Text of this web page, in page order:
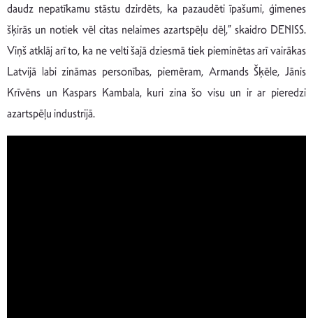
daudz nepatīkamu stāstu dzirdēts, ka pazaudēti īpašumi, ģimenes
šķirās un notiek vēl citas nelaimes azartspēļu dēļ,” skaidro DENISS.
Viņš atklāj arī to, ka ne velti šajā dziesmā tiek pieminētas arī vairākas
Latvijā labi zināmas personības, piemēram, Armands Šķēle, Jānis
Krīvēns un Kaspars Kambala, kuri zina šo visu un ir ar pieredzi
azartspēļu industrijā.